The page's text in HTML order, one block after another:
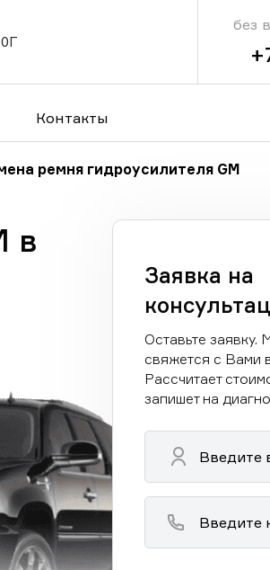
без
Контакты
ремня гидроусилителя GM
в
Заявка на
Оставьте заявку.
свяжется с Вами
Рассчитает
запишет на